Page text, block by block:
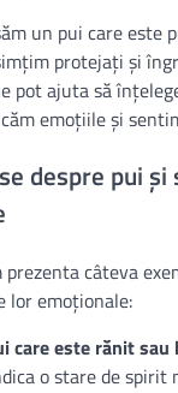
un pui care este
protejați și
pot ajuta să
emoțiile și
despre pui
câteva
lor emoționale:
care este rănit sau
o stare de spirit